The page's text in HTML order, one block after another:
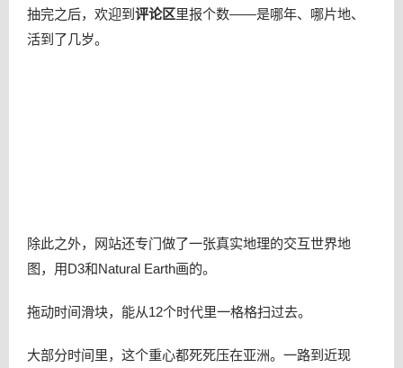
抽完之后，欢迎到 评论区里报个数——是哪年、哪片地、
活到了几岁。
除此之外，网站还专门做了一张真实地理的交互世界地
图，用D3和Natural Earth画的。
拖动时间滑块，能从12个时代里一格格扫过去。
大部分时间里，这个重心都死死压在亚洲。一路到近现